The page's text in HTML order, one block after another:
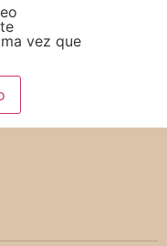
vez que